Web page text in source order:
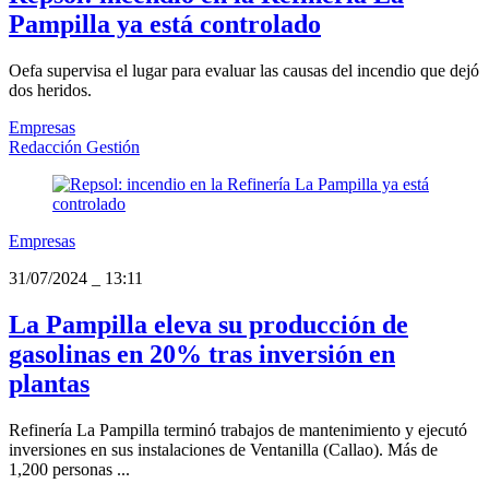
Pampilla ya está controlado
Oefa supervisa el lugar para evaluar las causas del incendio que dejó
dos heridos.
Empresas
Redacción Gestión
Empresas
31/07/2024
13:11
La Pampilla eleva su producción de
gasolinas en 20% tras inversión en
plantas
Refinería La Pampilla terminó trabajos de mantenimiento y ejecutó
inversiones en sus instalaciones de Ventanilla (Callao). Más de
1,200 personas ...